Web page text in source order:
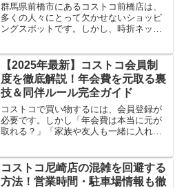
群馬県前橋市にあるコストコ前橋店は、
多くの人々にとって欠かせないショッピ
ングスポットです。しかし、時折ネット
店の営業時間、ガソリンスタンド、フー
ドコートの情報から、特に...
【2025年最新】コストコ会員制
度を徹底解説！年会費を元取る裏
技＆同伴ルール完全ガイド
コストコで買い物するには、会員登録が
必要です。しかし「年会費は本当に元が
取れる？」「家族や友人も一緒に入れる
年最新版のコストコ会員制度を徹底解
説。年会費をお得に回収...
コストコ尼崎店の混雑を回避する
方法！営業時間・駐車場情報も徹